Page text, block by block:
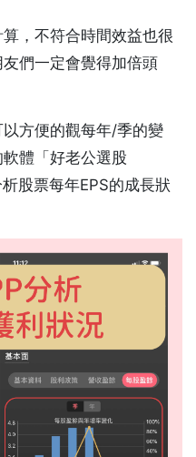
，不符合時間效益也很
們一定會覺得加倍頭
方便的觀每年/季的變
體「好老公選股
股票每年EPS的成長狀